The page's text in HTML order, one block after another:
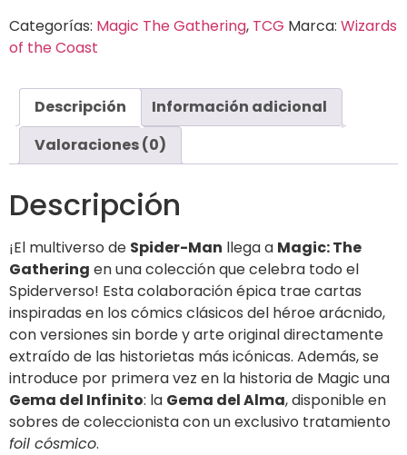
Categorías: Magic The Gathering, TCG Marca: Wizards
of the Coast
Descripción
Información adicional
Valoraciones (0)
Descripción
¡El multiverso de Spider-Man llega a Magic: The
Gathering en una colección que celebra todo el
Spiderverso! Esta colaboración épica trae cartas
inspiradas en los cómics clásicos del héroe arácnido,
con versiones sin borde y arte original directamente
extraído de las historietas más icónicas. Además, se
introduce por primera vez en la historia de Magic una
Gema del Infinito: la Gema del Alma, disponible en
sobres de coleccionista con un exclusivo tratamiento
foil cósmico.